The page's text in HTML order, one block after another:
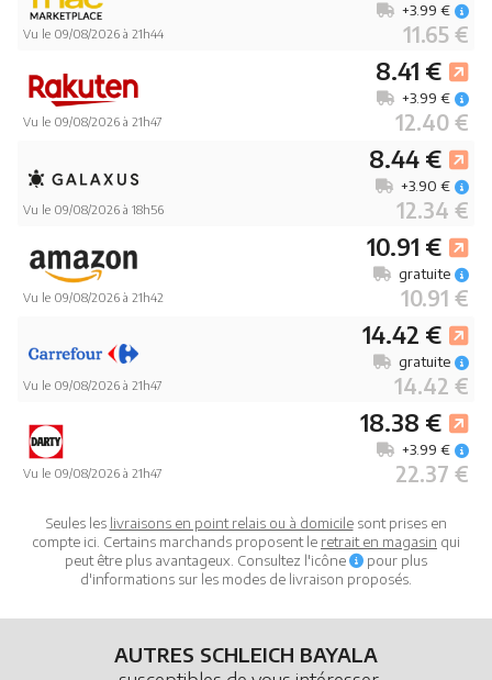
Vu le 09/08/2026 à 21h44 11.65 €
+3.99 €
Vu le 09/08/2026 à 21h47
8.41 €
12.40 €
+3.99 €
Vu le 09/08/2026 à 18h56
8.44 €
12.34 €
+3.90 €
Vu le 09/08/2026 à 21h42
10.91 €
10.91 €
gratuite
Vu le 09/08/2026 à 21h47
14.42 €
14.42 €
gratuite
Vu le 09/08/2026 à 21h47
18.38 €
22.37 €
+3.99 €
Seules les livraisons en point relais ou à domicilesont prises en
compte ici. Certains marchands proposent le retrait en magasin qui
peut être plus avantageux. Consultez l'icône
pour plus
d'informations sur les modes de livraison proposés.
AUTRES SCHLEICH BAYALA